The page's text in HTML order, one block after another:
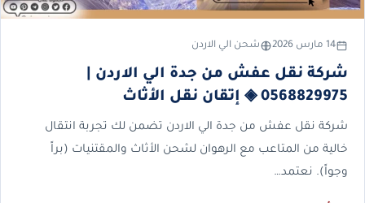
14 مارس 2026 شحن الي الاردن
شركة نقل عفش من جدة الي الاردن |
0568829975 ◈ إتقان نقل الأثاث
شركة نقل عفش من جدة الي الاردن تضمن لك تجربة انتقال
خالية من المتاعب مع الرهوان لشحن الأثاث والمقتنيات (براً
وجواً). نعتمد…